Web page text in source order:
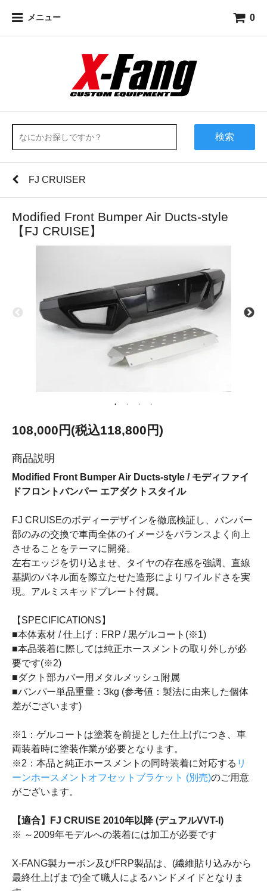
メニュー 0
検索
FJ CRUISER
Modified Front Bumper Air Ducts-style
【FJ CRUISE】
108,000円(税込118,800円)
商品説明
Modified Front Bumper Air Ducts-style / モディファイ
ドフロントバンパー エアダクトスタイル
FJ CRUISEのボディーデザインを徹底検証し、バンパー
部のみの交換で車両全体のイメージをバランスよく向上
させることをテーマに開発。
左右エッジを切り込ませ、タイヤの存在感を強調、直線
基調のパネル面を際立たせた造形によりワイルドさを実
現。アルミスキッドプレート付属。
【SPECIFICATIONS】
■本体素材 / 仕上げ：FRP / 黒ゲルコート(※1)
■本品装着に際しては純正ホースメントの取り外しが必
要です(※2)
■ダクト部カバー用メタルメッシュ附属
■バンパー単品重量：3kg (参考値：製法に由来した個体
差がございます)
※1：ゲルコートは塗装を前提とした仕上げにつき、車
両装着時に塗装作業が必要となります。
※2：本品と純正ホースメントの同時装着に対応する リ
ーンホースメントオフセットブラケット (別売)のご用意
がございます。
【適合】FJ CRUISE 2010年以降 (デュアルVVT-I)
※ ～2009年モデルへの装着には加工が必要です
X-FANG製カーボン及びFRP製品は、(繊維貼り込みから
最終仕上げまで)全て職人によるハンドメイドとなりま